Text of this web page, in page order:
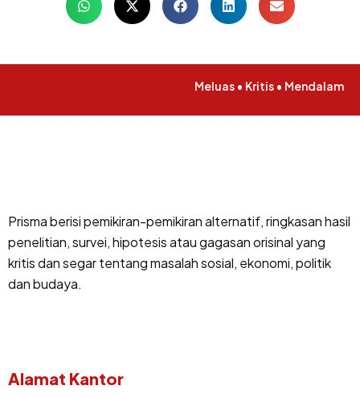
Meluas • Kritis • Mendalam
Prisma berisi pemikiran-pemikiran alternatif, ringkasan hasil
penelitian, survei, hipotesis atau gagasan orisinal yang
kritis dan segar tentang masalah sosial, ekonomi, politik
dan budaya.
Alamat Kantor